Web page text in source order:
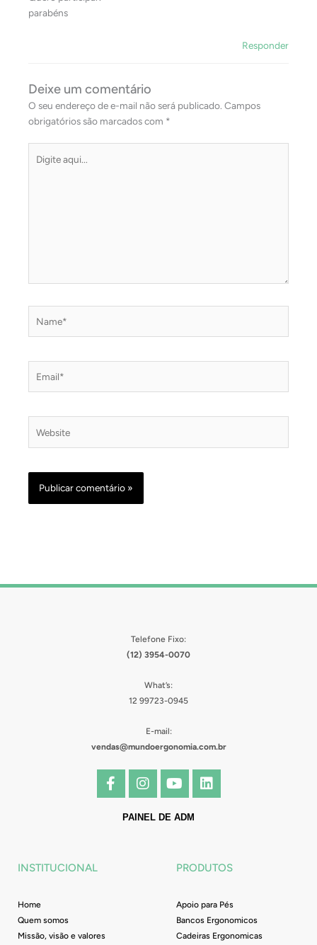
parabéns
Responder
Deixe um comentário
O seu endereço de e-mail não será publicado. Campos
obrigatórios são marcados com *
aqui...
Telefone Fixo:
(12) 3954-0070
What’s:
12 99723-0945
E-mail:
vendas@mundoergonomia.com.br
F
a
I
n
t
Y
o
t
e
L
i
i
n
PAINEL DE ADM
INSTITUCIONAL
Home
Quem somos
Missão, visão e valores
PRODUTOS
Apoio para Pés
Bancos Ergonomicos
Cadeiras Ergonomicas